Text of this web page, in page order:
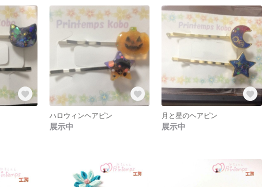
ハロウィンヘアピン
展示中
月と星のヘアピン
展示中